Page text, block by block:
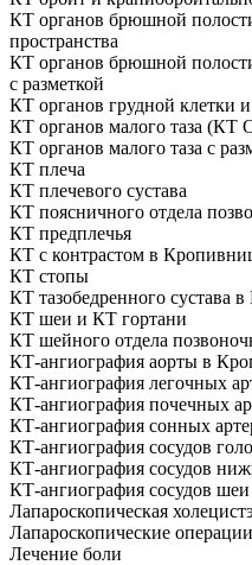
КТ органов брюшной
пространства
КТ органов брюшной
с разметкой
КТ органов грудной клетки
КТ органов малого таза
КТ органов малого таза с
КТ плеча
КТ плечевого сустава
КТ поясничного отдела
КТ предплечья
КТ с контрастом в
КТ стопы
КТ тазобедренного сустава
КТ шеи и КТ гортани
КТ шейного отдела
КТ-ангиография аорты в
КТ-ангиография легочных
КТ-ангиография почечных
КТ-ангиография сонных
КТ-ангиография сосудов
КТ-ангиография сосудов
КТ-ангиография сосудов шеи
Лапароскопическая
Лапароскопические операции
Лечение боли